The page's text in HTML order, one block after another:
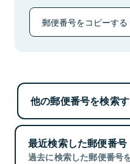
郵便番号をコピーする
他の郵便番号を検索
最近検索した郵便番号
過去に検索した郵便番号